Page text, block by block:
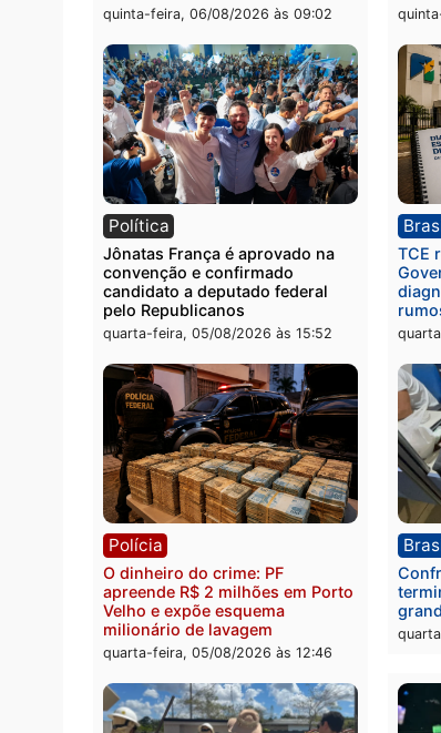
Polícia
Homem é preso com drogas
durante ação da PM no
Castanheira
quinta-feira, 06/08/2026 às 09:02
Política
Jônatas França é aprovado na
convenção e confirmado
candidato a deputado federal
pelo Republicanos